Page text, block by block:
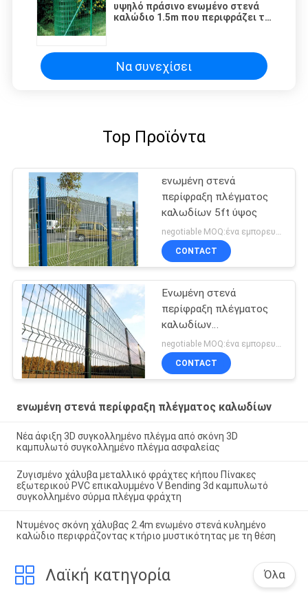
υψηλό πράσινο ενωμένο στενά
καλώδιο 1.5m που περιφράζει το
Να συνεχίσει
Top Προϊόντα
ενωμένη στενά
περίφραξη πλέγματος
καλωδίων 5ft ύψος
negotiable MOQ:ένα εμπορευματοκιβώτιο 20FT
CONTACT
Ενωμένη στενά
περίφραξη πλέγματος
καλωδίων
αποσυνθέσεων απόδειξη
CONTACT
ενωμένη στενά περίφραξη πλέγματος καλωδίων
Νέα άφιξη 3D συγκολλημένο πλέγμα από σκόνη 3D
καμπυλωτό συγκολλημένο πλέγμα ασφαλείας
Ζυγισμένο χάλυβα μεταλλικό φράχτες κήπου Πίνακες
εξωτερικού PVC επικαλυμμένο V Bending 3d καμπυλωτό
συγκολλημένο σύρμα πλέγμα φράχτη
Ντυμένος σκόνη χάλυβας 2.4m ενωμένο στενά κυλημένο
καλώδιο περιφράζοντας κτήριο μυστικότητας με τη θέση
Λαϊκή κατηγορία Όλα